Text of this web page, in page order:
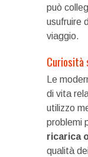
può
usufruire
viaggio.
Curiosità
Le
di vita
utilizzo
problemi
ricarica
qualità